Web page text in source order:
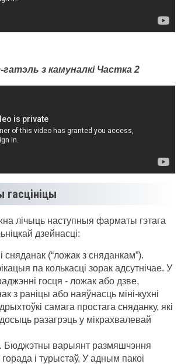
з камуналкі Частка 2
лічыць наступныя фарматы гэтага
дзейнасці:
сняданак (“ложак з сняданкам”).
па колькасці зорак адсутнічае. У
госця - ложак або дзве,
з раніцы або наяўнасць міні-кухні
самага простага сняданку, які
разагрэць у мікрахвалевай
Бюджэтны варыянт размяшчэння
горада і турыстаў. У адным пакоі